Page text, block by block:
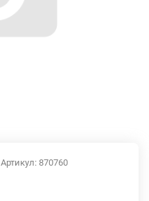
Артикул: 870760